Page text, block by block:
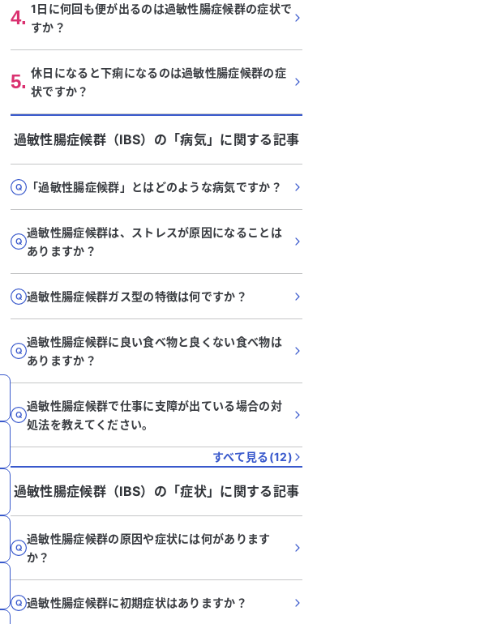
4. 1日に何回も便が出るのは過敏性腸症候群の症状で
すか？
5. 休日になると下痢になるのは過敏性腸症候群の症
状ですか？
過敏性腸症候群（IBS） の「病気」に関する記事
「過敏性腸症候群」とはどのような病気ですか？
過敏性腸症候群は、ストレスが原因になることは
ありますか？
過敏性腸症候群ガス型の特徴は何ですか？
過敏性腸症候群に良い食べ物と良くない食べ物は
ありますか？
過敏性腸症候群で仕事に支障が出ている場合の対
処法を教えてください。
すべて見る(12)
過敏性腸症候群（IBS） の「症状」に関する記事
過敏性腸症候群の原因や症状には何があります
か？
過敏性腸症候群に初期症状はありますか？